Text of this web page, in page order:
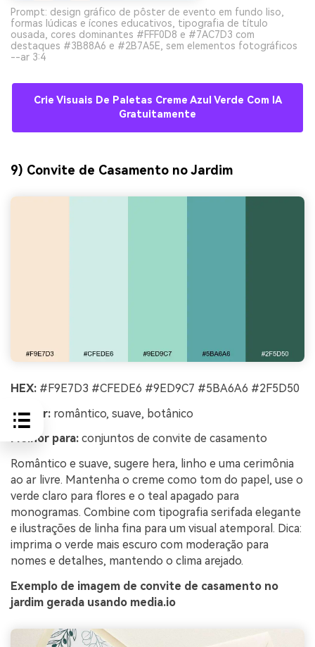
Prompt: design gráfico de pôster de evento em fundo liso,
formas lúdicas e ícones educativos, tipografia de título
ousada, cores dominantes #FFF0D8 e #7AC7D3 com
destaques #3B88A6 e #2B7A5E, sem elementos fotográficos
--ar 3:4
Crie Visuais De Paletas Creme Azul Verde Com IA
Gratuitamente
9) Convite de Casamento no Jardim
HEX: #F9E7D3 #CFEDE6 #9ED9C7 #5BA6A6 #2F5D50
Humor: romântico, suave, botânico
Melhor para: conjuntos de convite de casamento
Romântico e suave, sugere hera, linho e uma cerimônia
ao ar livre. Mantenha o creme como tom do papel, use o
verde claro para flores e o teal apagado para
monogramas. Combine com tipografia serifada elegante
e ilustrações de linha fina para um visual atemporal. Dica:
imprima o verde mais escuro com moderação para
nomes e detalhes, mantendo o clima arejado.
Exemplo de imagem de convite de casamento no
jardim gerada usando media.io